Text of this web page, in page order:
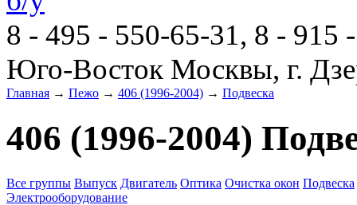
8 - 495 - 550-65-31, 8 - 915
Юго-Восток Москвы, г.
Главная → Пежо → 406 (1996-2004) → Подвеска
406 (1996-2004)
Все группы Выпуск Двигатель Оптика Очистка окон Подвеска
Электрооборудование